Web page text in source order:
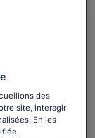
par
des
site, interagir
En les